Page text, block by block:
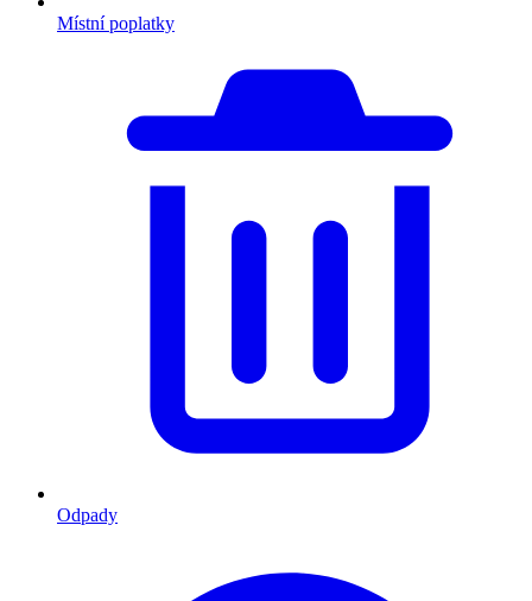
Místní poplatky
Odpady